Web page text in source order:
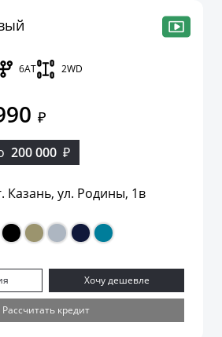
6AT 2WD
₽
200 000 ₽
Казань, ул. Родины, 1в
Хочу дешевле
Рассчитать кредит